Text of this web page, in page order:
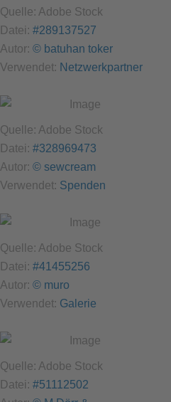
Quelle: Adobe Stock
Datei: #289137527
Autor: © batuhan toker
Verwendet: Netzwerkpartner
Quelle: Adobe Stock
Datei: #328969473
Autor: © sewcream
Verwendet: Spenden
Quelle: Adobe Stock
Datei: #41455256
Autor: © muro
Verwendet: Galerie
Quelle: Adobe Stock
Datei: #51112502